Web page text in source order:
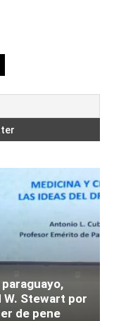
W. Stewart por
de pene